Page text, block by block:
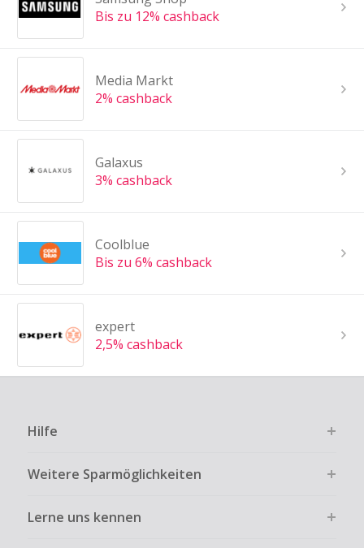
Bis zu 12% cashback
Media Markt
2% cashback
Galaxus
3% cashback
Coolblue
Bis zu 6% cashback
expert
2,5% cashback
Hilfe
Weitere Sparmöglichkeiten
Lerne uns kennen